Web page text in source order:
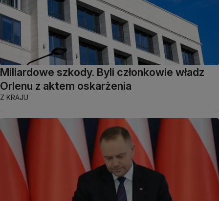
Miliardowe szkody. Byli członkowie władz
Orlenu z aktem oskarżenia
Z KRAJU